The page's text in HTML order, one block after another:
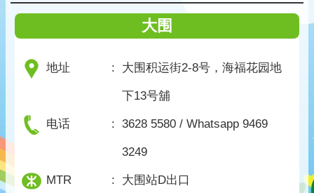
大围
地址 : 大围积运街2-8号，海福花园地
下13号舖
电话 : 3628 5580 / Whatsapp 9469
3249
MTR : 大围站D出口